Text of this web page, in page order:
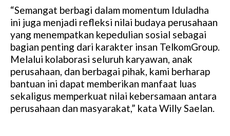
“Semangat berbagi dalam momentum Iduladha
ini juga menjadi refleksi nilai budaya perusahaan
yang menempatkan kepedulian sosial sebagai
bagian penting dari karakter insan TelkomGroup.
Melalui kolaborasi seluruh karyawan, anak
perusahaan, dan berbagai pihak, kami berharap
bantuan ini dapat memberikan manfaat luas
sekaligus memperkuat nilai kebersamaan antara
perusahaan dan masyarakat,” kata Willy Saelan.